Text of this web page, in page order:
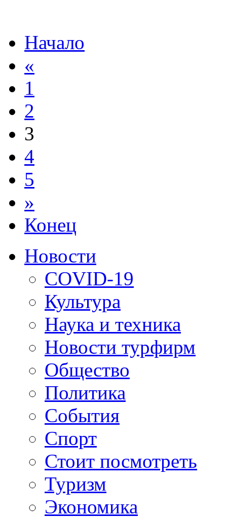
Начало
«
1
2
3
4
5
»
Конец
Новости
COVID-19
Культура
Наука и техника
Новости турфирм
Общество
Политика
События
Спорт
Стоит посмотреть
Туризм
Экономика